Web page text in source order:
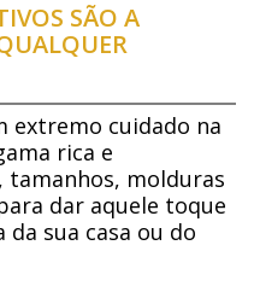
SÃO A
extremo cuidado na
rica e
molduras
dar aquele toque
sua casa ou do